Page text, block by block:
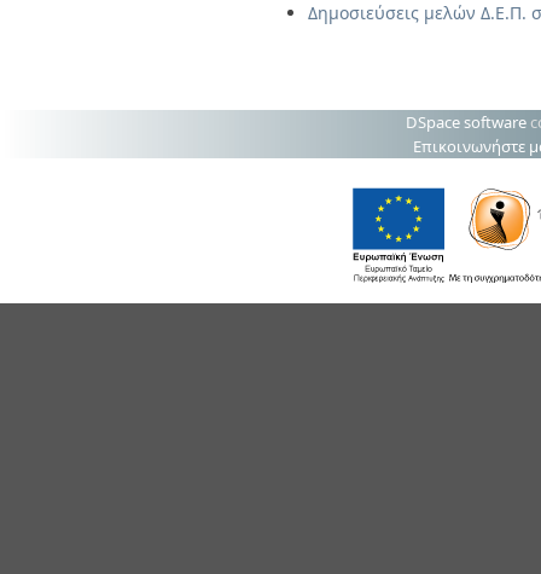
Δημοσιεύσεις μελών Δ.Ε.Π.
DSpace software
Επικοινωνήστε